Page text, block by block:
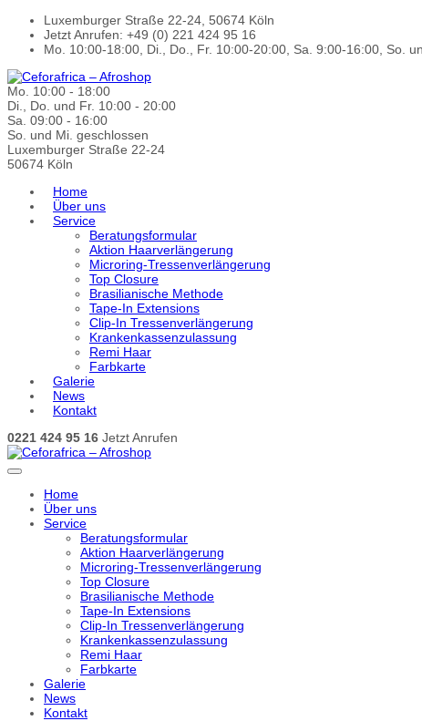
Luxemburger Straße 22-24, 50674 Köln
Jetzt Anrufen: +49 (0) 221 424 95 16
Mo. 10:00-18:00, Di., Do., Fr. 10:00-20:00, Sa. 9:00-16:00, So.
Mo. 10:00 - 18:00
Di., Do. und Fr. 10:00 - 20:00
Sa. 09:00 - 16:00
So. und Mi. geschlossen
Luxemburger Straße 22-24
50674 Köln
Home
Über uns
Service
Beratungsformular
Aktion Haarverlängerung
Microring-Tressenverlängerung
Top Closure
Brasilianische Methode
Tape-In Extensions
Clip-In Tressenverlängerung
Krankenkassenzulassung
Remi Haar
Farbkarte
Galerie
News
Kontakt
0221 424 95 16 Jetzt Anrufen
Home
Über uns
Service
Beratungsformular
Aktion Haarverlängerung
Microring-Tressenverlängerung
Top Closure
Brasilianische Methode
Tape-In Extensions
Clip-In Tressenverlängerung
Krankenkassenzulassung
Remi Haar
Farbkarte
Galerie
News
Kontakt